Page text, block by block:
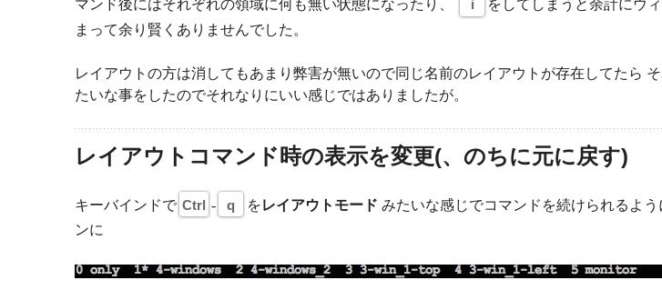
マンド後にはそれぞれの領域に何も無い状態になったり、
i
をしてしまうと余計にウ
まって余り賢くありませんでした。
レイアウトの方は消してもあまり弊害が無いので同じ名前のレイアウトが存在してたら
たいな事をしたのでそれなりにいい感じではありましたが。
レイアウトコマンド時の表示を変更(、のちに元に戻す)
キーバインドで Ctrl - q をレイアウトモード みたいな感じでコマンドを続けられるよ
ンに